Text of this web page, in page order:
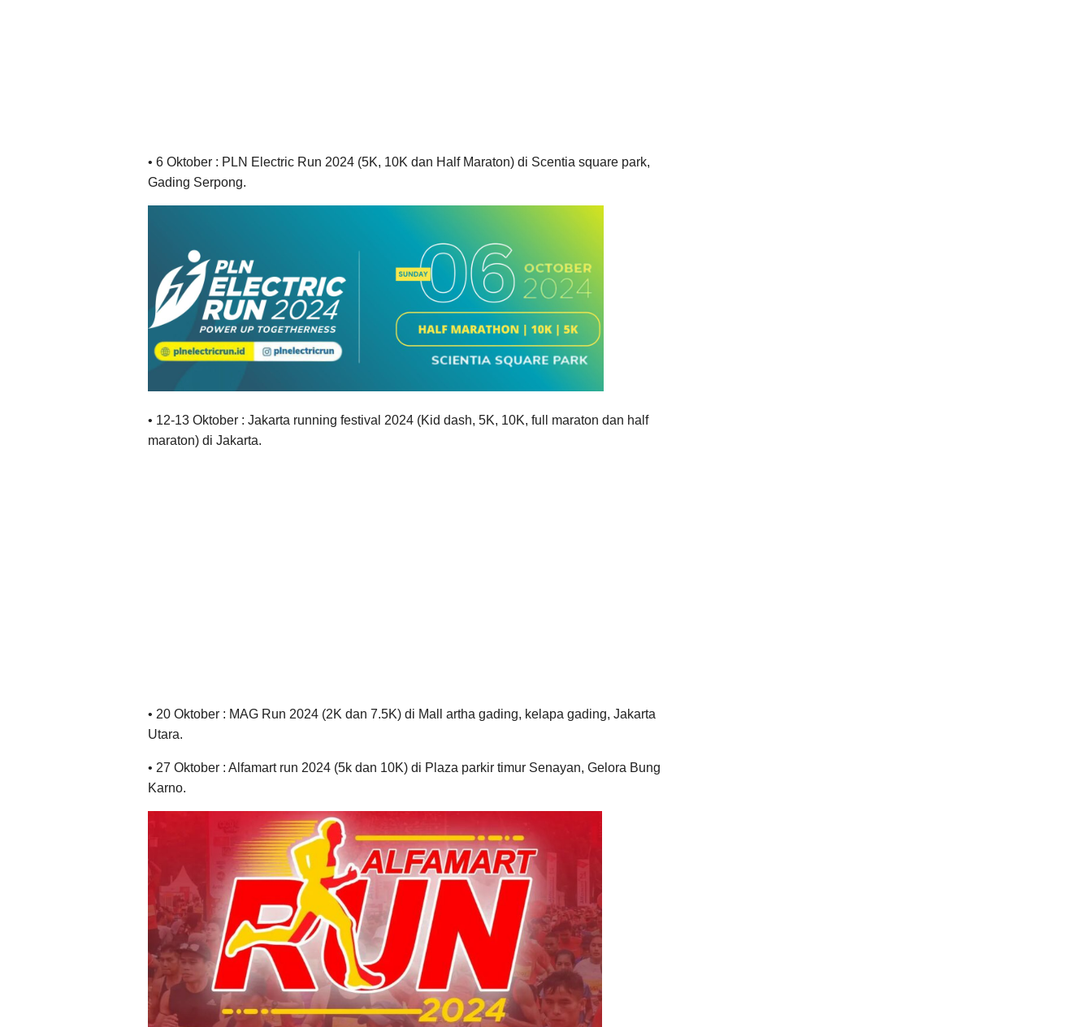
• 6 Oktober : PLN Electric Run 2024 (5K, 10K dan Half Maraton) di Scentia square park,
Gading Serpong.
• 12-13 Oktober : Jakarta running festival 2024 (Kid dash, 5K, 10K, full maraton dan half
maraton) di Jakarta.
• 20 Oktober : MAG Run 2024 (2K dan 7.5K) di Mall artha gading, kelapa gading, Jakarta
Utara.
• 27 Oktober : Alfamart run 2024 (5k dan 10K) di Plaza parkir timur Senayan, Gelora Bung
Karno.